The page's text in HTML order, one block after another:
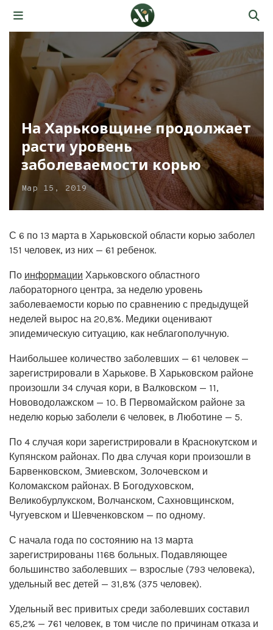
На Харьковщине продолжает
расти уровень
заболеваемости корью
Мар 15, 2019
С 6 по 13 марта в Харьковской области корью заболел
151 человек, из них — 61 ребенок.
По информации Харьковского областного
лабораторного центра, за неделю уровень
заболеваемости корью по сравнению с предыдущей
неделей вырос на 20,8%. Медики оценивают
эпидемическую ситуацию, как неблагополучную.
Наибольшее количество заболевших — 61 человек —
зарегистрировали в Харькове. В Харьковском районе
произошли 34 случая кори, в Валковском — 11,
Нововодолажском — 10. В Первомайском районе за
неделю корью заболели 6 человек, в Люботине — 5.
По 4 случая кори зарегистрировали в Краснокутском и
Купянском районах. По два случая кори произошли в
Барвенковском, Змиевском, Золочевском и
Коломакском районах. В Богодуховском,
Великобурлукском, Волчанском, Сахновщинском,
Чугуевском и Шевченковском — по одному.
С начала года по состоянию на 13 марта
зарегистрированы 1168 больных. Подавляющее
большинство заболевших — взрослые (793 человека),
удельный вес детей — 31,8% (375 человек).
Удельный вес привитых среди заболевших составил
65,2% — 761 человек, в том числе по причинам отказа и